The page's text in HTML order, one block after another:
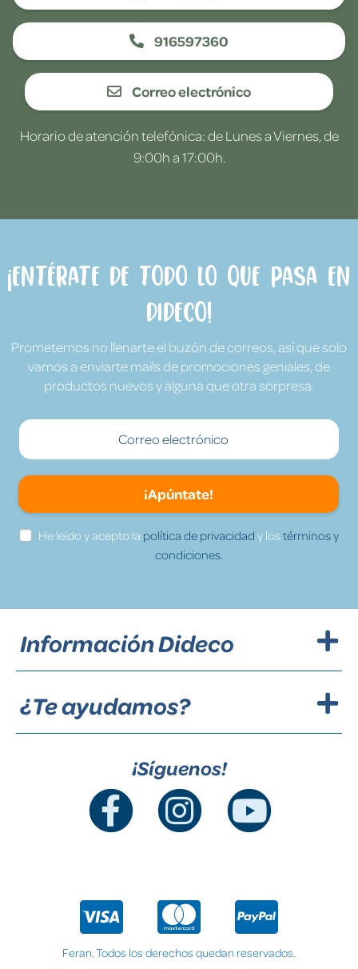
916597360
Correo electrónico
Horario de atención telefónica: de Lunes a Viernes, de
9:00h a 17:00h.
¡Entérate de todo lo que pasa en
Dideco!
Prometemos no llenarte el buzón de correos, así que solo
vamos a enviarte mails de promociones geniales, de
productos nuevos y alguna que otra sorpresa.
¡Apúntate!
He leído y acepto la política de privacidad y lostérminos y
condiciones.
Información Dideco
¿Te ayudamos?
¡Síguenos!
Feran. Todos los derechos quedan reservados.